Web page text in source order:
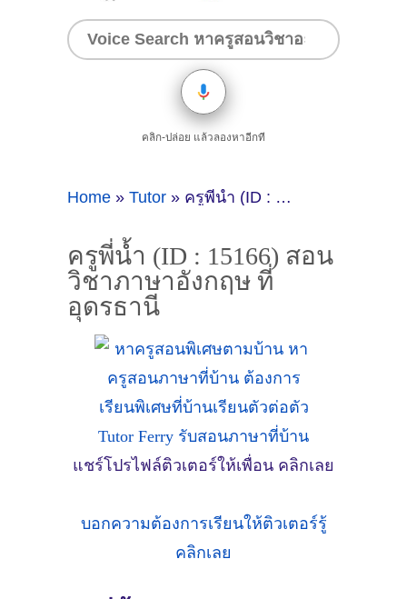
คลิก-ปล่อย แล้วลองหาอีกที
Home » Tutor » ครูพี่น้ำ (ID : 15166) สอนวิชาภาษาอังกฤษ ที่อุดรธานี
ครูพี่น้ำ (ID : 15166) สอน
วิชาภาษาอังกฤษ ที่
อุดรธานี
แชร์โปรไฟล์ติวเตอร์ให้เพื่อน คลิกเลย
บอกความต้องการเรียนให้ติวเตอร์รู้
คลิกเลย